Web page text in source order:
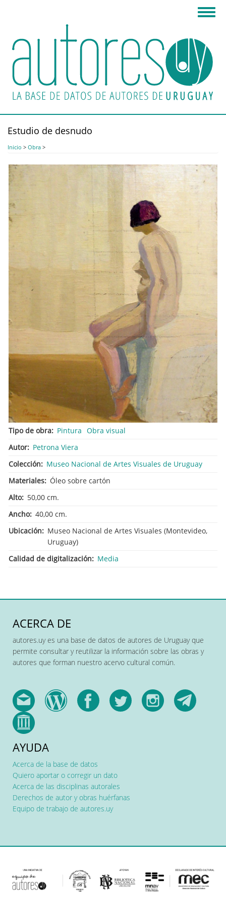
principal
Estudio de desnudo
Inicio > Obra >
Tipo de obra Pintura Obra visual
Autor
Petrona Viera
Colección
Museo Nacional de Artes Visuales de Uruguay
Materiales
Óleo sobre cartón
Alto
50,00 cm.
Ancho 40,00 cm.
Ubicación
Museo Nacional de Artes Visuales (Montevideo,
Uruguay)
Calidad de digitalización
Media
ACERCA DE
autores.uy es una base de datos de autores de Uruguay que
permite consultar y reutilizar la información sobre las obras y
autores que forman nuestro acervo cultural común.
AYUDA
Acerca de la base de datos
Quiero aportar o corregir un dato
Acerca de las disciplinas autorales
Derechos de autor y obras huérfanas
Equipo de trabajo de autores.uy